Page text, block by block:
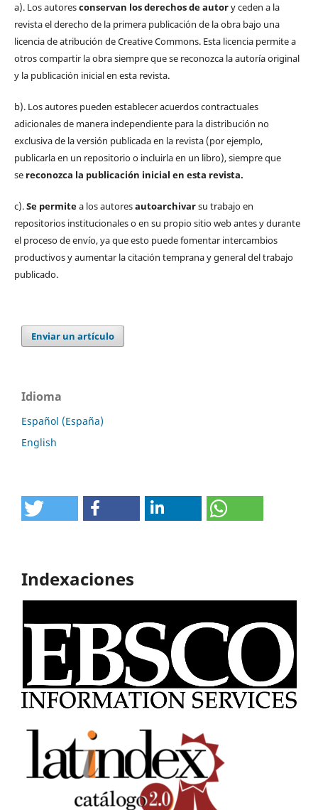
a). Los autoresconservan los derechos de autory ceden a la
revista el derecho de la primera publicación de la obra bajo una
licencia de atribución de Creative Commons. Esta licencia permite a
otros compartir la obra siempre que se reconozca la autoría original
y la publicación inicial en esta revista.
b). Los autores pueden establecer acuerdos contractuales
adicionales de manera independiente para la distribución no
exclusiva de la versión publicada en la revista (por ejemplo,
publicarla en un repositorio o incluirla en un libro), siempre que
sereconozca la publicación inicial en esta revista.
c).Se permitea los autoresautoarchivarsu trabajo en
repositorios institucionales o en su propio sitio web antes y durante
el proceso de envío, ya que esto puede fomentar intercambios
productivos y aumentar la citación temprana y general del trabajo
publicado.
Enviar un artículo
Idioma
Español (España)
English
Indexaciones